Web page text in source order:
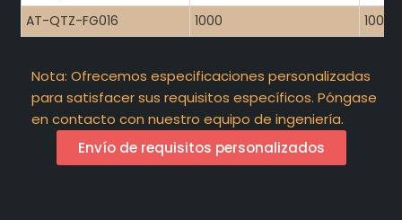
AT-QTZ-FG016
1000 1000
Nota: Ofrecemos especificaciones personalizadas
para satisfacer sus requisitos específicos. Póngase
en contacto con nuestro equipo de ingeniería.
Envío de requisitos personalizados